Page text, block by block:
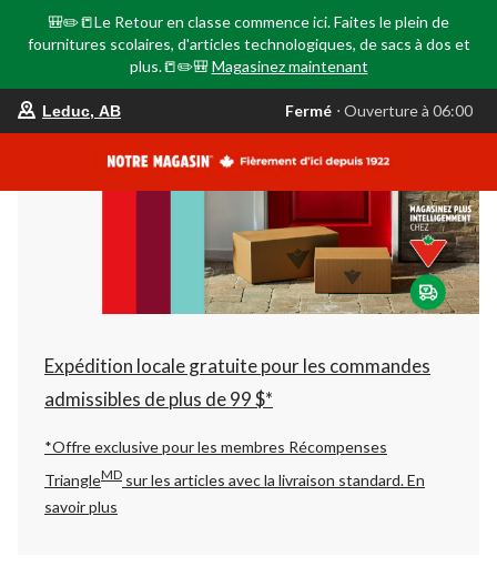
🎒✏️📒Le Retour en classe commence ici. Faites le plein de
fournitures scolaires, d'articles technologiques, de sacs à dos et
plus.📒✏️🎒 Magasinez maintenant
votre
est
AB,
Fermé,
Ouverture
à
06:00
changer
Leduc, AB Fermé ⋅ Ouverture à 06:00
Expédition locale gratuite pour les commandes
admissibles de plus de 99 $*
*Offre exclusive pour les membres Récompenses
TriangleMD sur les articles avec la livraison standard.En
savoir plus